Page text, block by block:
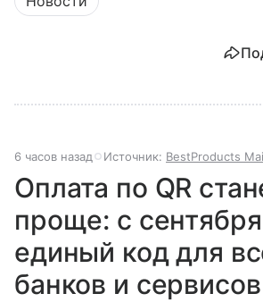
6 часов назад Источник: BestProducts
Оплата по QR
проще: с
единый код для
банков и